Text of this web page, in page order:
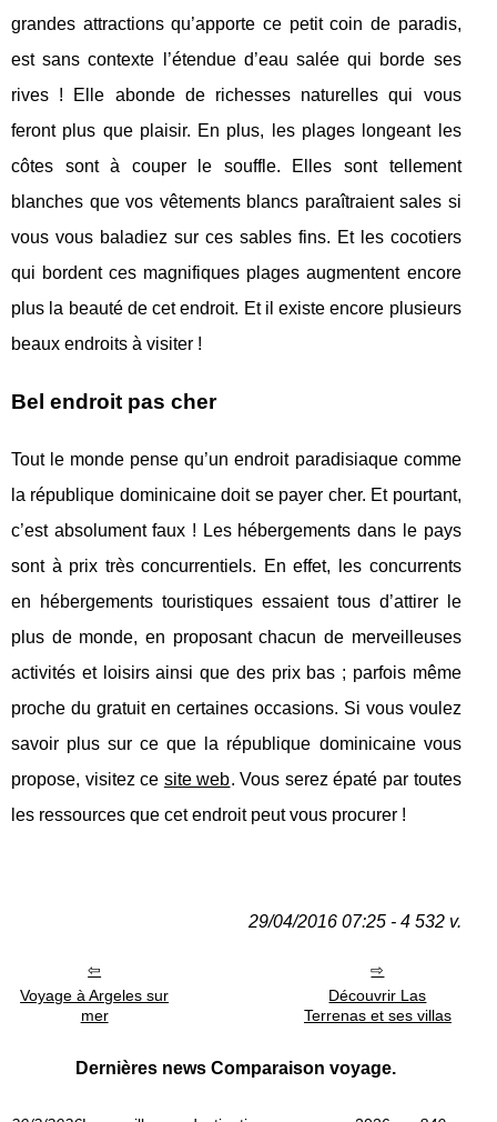
grandes attractions qu’apporte ce petit coin de paradis,
est sans contexte l’étendue d’eau salée qui borde ses
rives ! Elle abonde de richesses naturelles qui vous
feront plus que plaisir. En plus, les plages longeant les
côtes sont à couper le souffle. Elles sont tellement
blanches que vos vêtements blancs paraîtraient sales si
vous vous baladiez sur ces sables fins. Et les cocotiers
qui bordent ces magnifiques plages augmentent encore
plus la beauté de cet endroit. Et il existe encore plusieurs
beaux endroits à visiter !
Bel endroit pas cher
Tout le monde pense qu’un endroit paradisiaque comme
la république dominicaine doit se payer cher. Et pourtant,
c’est absolument faux ! Les hébergements dans le pays
sont à prix très concurrentiels. En effet, les concurrents
en hébergements touristiques essaient tous d’attirer le
plus de monde, en proposant chacun de merveilleuses
activités et loisirs ainsi que des prix bas ; parfois même
proche du gratuit en certaines occasions. Si vous voulez
savoir plus sur ce que la république dominicaine vous
propose, visitez ce site web. Vous serez épaté par toutes
les ressources que cet endroit peut vous procurer !
29/04/2016 07:25 - 4 532 v.
Voyage à Argeles sur
mer
Découvrir Las
Terrenas et ses villas
Dernières news Comparaison voyage.